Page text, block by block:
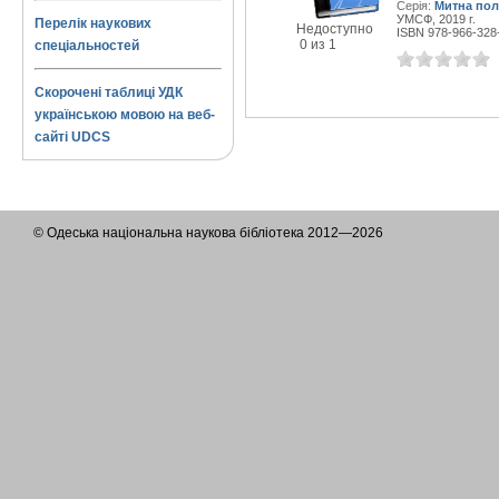
Перелік наукових
спеціальностей
Скорочені таблиці УДК
українською мовою на веб-
сайті UDCS
Недоступно
0 из 1
Серія: Митна
УМСФ, 2019 г.
ISBN 978-966-
© Одеська національна наукова бібліотека 2012—2026